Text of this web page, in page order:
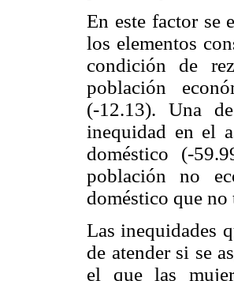
En este factor se
los elementos
condición de
población
(-12.13). Una
inequidad en el
doméstico (-
población no
doméstico que
Las inequidades
de atender si se
el que las